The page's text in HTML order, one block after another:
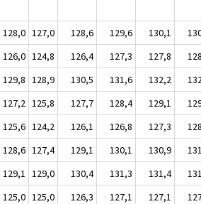
128,0 127,0 128,6 129,6 130,1
126,0 124,8 126,4 127,3 127,8
129,8 128,9 130,5 131,6 132,2
127,2 125,8 127,7 128,4 129,1
125,6 124,2 126,1 126,8 127,3
128,6 127,4 129,1 130,1 130,9
129,1 129,0 130,4 131,3 131,4
125,0 125,0 126,3 127,1 127,1